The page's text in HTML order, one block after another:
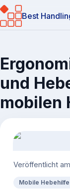
Best
und
mobilen
Veröffentlicht am
Mobile